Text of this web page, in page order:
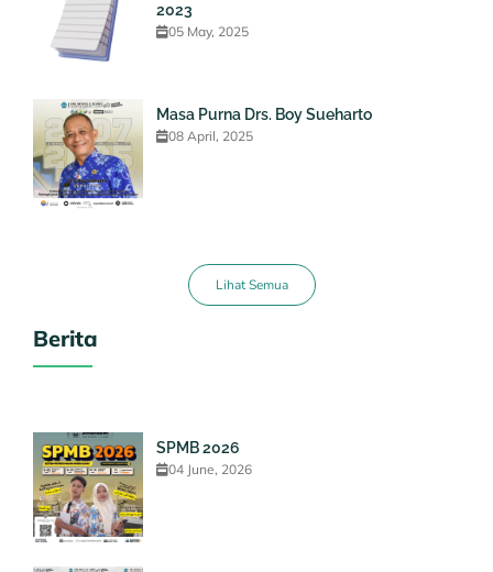
2023
05 May, 2025
Masa Purna Drs. Boy Sueharto
08 April, 2025
Lihat Semua
Berita
SPMB 2026
04 June, 2026